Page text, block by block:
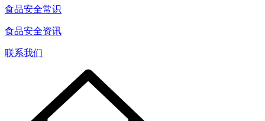
食品安全常识
食品安全资讯
联系我们